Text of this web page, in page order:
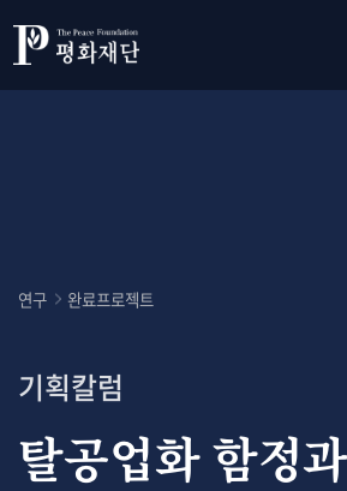
연구 완료프로젝트
기획칼럼
탈공업화 함정